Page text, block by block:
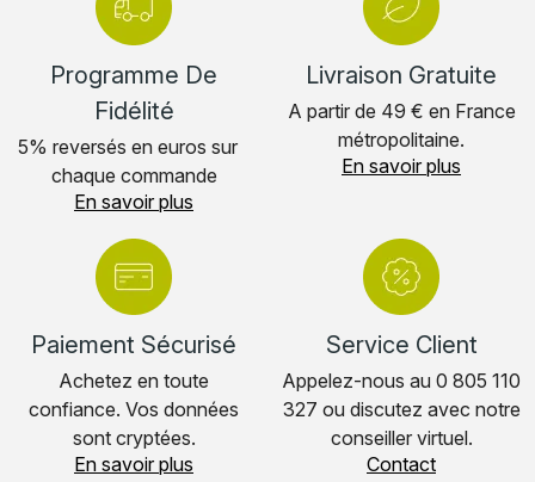
Programme De
Fidélité
5% reversés en euros sur
chaque commande
En savoir plus
Livraison Gratuite
A partir de 49 € en France
métropolitaine.
En savoir plus
Paiement Sécurisé
Achetez en toute
confiance. Vos données
sont cryptées.
En savoir plus
Service Client
Appelez-nous au 0 805 110
327 ou discutez avec notre
conseiller virtuel.
Contact
dans votre liste de souhaits.
Annuler